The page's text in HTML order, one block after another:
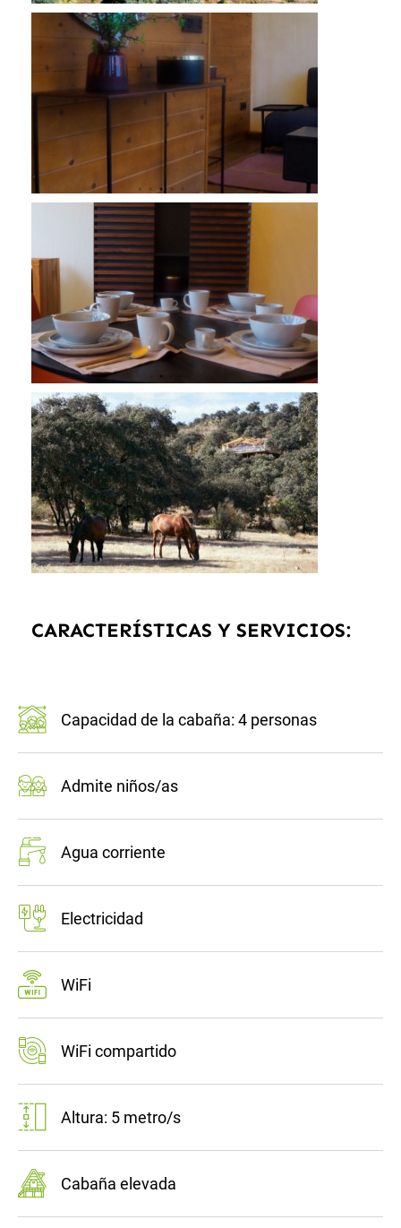
CARACTERÍSTICAS Y SERVICIOS:
Capacidad de la cabaña: 4 personas
Admite niños/as
Agua corriente
Electricidad
WiFi
WiFi compartido
Altura: 5 metro/s
Cabaña elevada